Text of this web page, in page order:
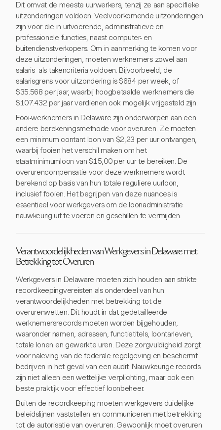
Dit omvat de meeste uurwerkers, tenzij ze aan specifieke
uitzonderingen voldoen. Veelvoorkomende uitzonderingen
zijn voor die in uitvoerende, administratieve en
professionele functies, naast computer- en
buitendienstverkopers. Om in aanmerking te komen voor
deze uitzonderingen, moeten werknemers zowel aan
salaris- als takencriteria voldoen. Bijvoorbeeld, de
salarisgrens voor uitzondering is $684 per week, of
$35.568 per jaar, waarbij hoogbetaalde werknemers die
$107.432 per jaar verdienen ook mogelijk vrijgesteld zijn.
Fooi-werknemers in Delaware zijn onderworpen aan een
andere berekeningsmethode voor overuren. Ze moeten
een minimum contant loon van $2,23 per uur ontvangen,
waarbij fooien het verschil maken om het
staatminimumloon van $15,00 per uur te bereiken. De
overurencompensatie voor deze werknemers wordt
berekend op basis van hun totale reguliere uurloon,
inclusief fooien. Het begrijpen van deze nuances is
essentieel voor werkgevers om de loonadministratie
nauwkeurig uit te voeren en geschillen te vermijden.
Verantwoordelijkheden van Werkgevers in Delaware met
Betrekking tot Overuren
Werkgevers in Delaware moeten zich houden aan strikte
recordkeepingvereisten als onderdeel van hun
verantwoordelijkheden met betrekking tot de
overurenwetten. Dit houdt in dat gedetailleerde
werknemersrecords moeten worden bijgehouden,
waaronder namen, adressen, functietitels, loontarieven,
totale lonen en gewerkte uren. Deze zorgvuldigheid zorgt
voor naleving van de federale regelgeving en beschermt
bedrijven in het geval van een audit. Nauwkeurige records
zijn niet alleen een wettelijke verplichting, maar ook een
beste praktijk voor effectief loonbeheer.
Buiten de recordkeeping moeten werkgevers duidelijke
beleidslijnen vaststellen en communiceren met betrekking
tot de autorisatie van overuren. Gewoonlijk moet overuren